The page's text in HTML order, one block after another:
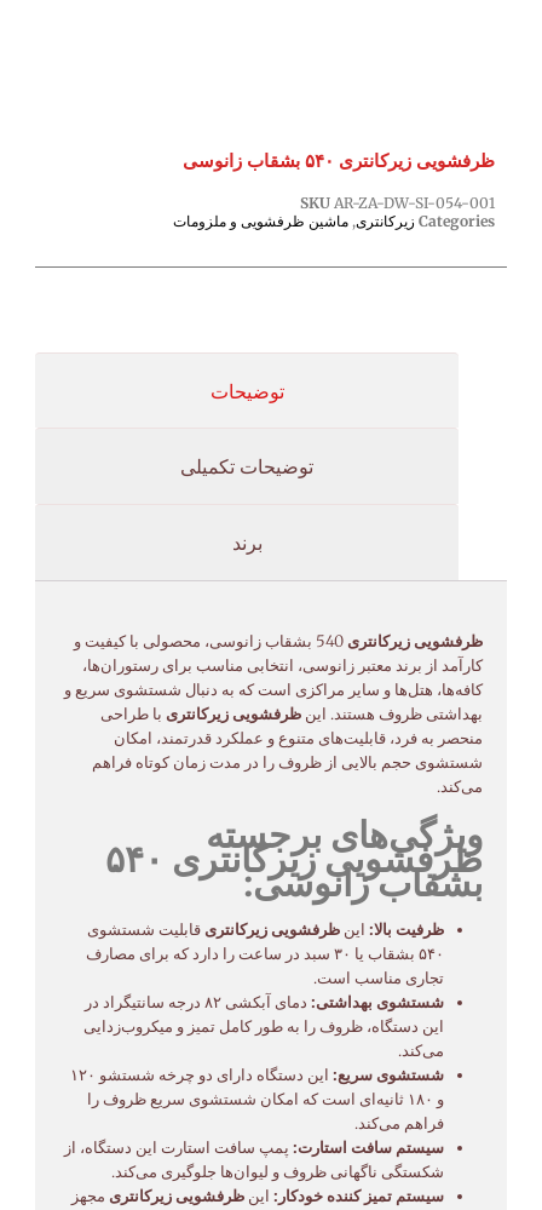
ظرفشویی زیرکانتری ۵۴۰ بشقاب زانوسی
SKU AR-ZA-DW-SI-054-001
Categories زیرکانتری, ماشین ظرفشویی و ملزومات
توضیحات
توضیحات تکمیلی
برند
ظرفشویی زیرکانتری
540 بشقاب زانوسی، محصولی با کیفیت و
کارآمد از برند معتبر زانوسی، انتخابی مناسب برای رستوران‌ها،
کافه‌ها، هتل‌ها و سایر مراکزی است که به دنبال شستشوی سریع و
بهداشتی ظروف هستند. این ظرفشویی زیرکانتری با طراحی
منحصر به فرد، قابلیت‌های متنوع و عملکرد قدرتمند، امکان
شستشوی حجم بالایی از ظروف را در مدت زمان کوتاه فراهم
می‌کند.
ویژگی‌های برجسته
ظرفشویی زیرکانتری ۵۴۰
بشقاب زانوسی:
ظرفیت بالا: اینظرفشویی زیرکانتری قابلیت شستشوی
۵۴۰ بشقاب یا ۳۰ سبد در ساعت را دارد که برای مصارف
تجاری مناسب است.
شستشوی بهداشتی:
دمای آبکشی ۸۲ درجه سانتیگراد در
این دستگاه، ظروف را به طور کامل تمیز و میکروب‌زدایی
می‌کند.
شستشوی سریع:
این دستگاه دارای دو چرخه شستشو ۱۲۰
و ۱۸۰ ثانیه‌ای است که امکان شستشوی سریع ظروف را
فراهم می‌کند.
سیستم سافت استارت: پمپ سافت استارت این دستگاه، از
شکستگی ناگهانی ظروف و لیوان‌ها جلوگیری می‌کند.
سیستم تمیز کننده خودکار: اینظرفشویی زیرکانتری مجهز